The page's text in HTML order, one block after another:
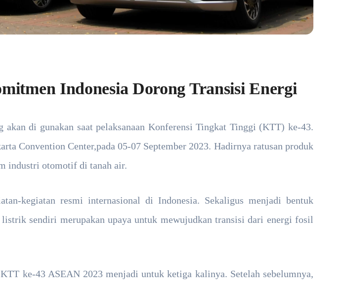
Indonesia Dorong Transisi Energi
di gunakan saat pelaksanaan Konferensi Tingkat Tinggi (KTT) ke-43.
Convention Center,pada 05-07 September 2023. Hadirnya ratusan produk
industri otomotif di tanah air.
kegiatan resmi internasional di Indonesia. Sekaligus menjadi bentuk
sendiri merupakan upaya untuk mewujudkan transisi dari energi fosil
ke-43 ASEAN 2023 menjadi untuk ketiga kalinya. Setelah sebelumnya,